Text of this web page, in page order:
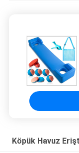
Köpük Havuz